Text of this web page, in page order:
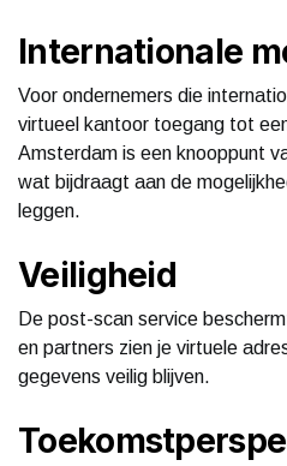
Internationale
Voor ondernemers die
virtueel kantoor toegang tot
Amsterdam is een knooppunt
wat bijdraagt aan de
leggen.
Veiligheid
De post-scan service
en partners zien je virtuele
gegevens veilig blijven.